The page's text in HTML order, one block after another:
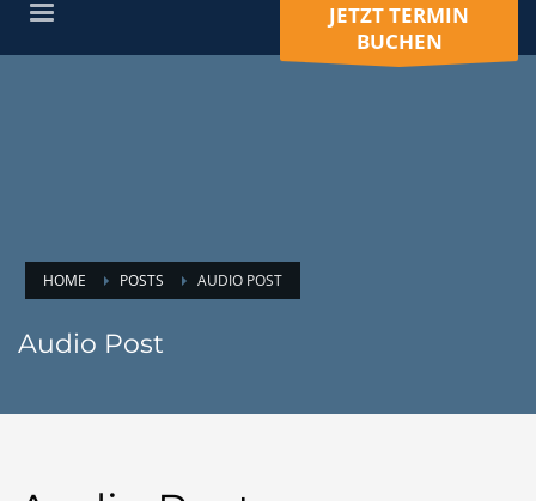
JETZT TERMIN
BUCHEN
HOME POSTS AUDIO POST
Audio Post